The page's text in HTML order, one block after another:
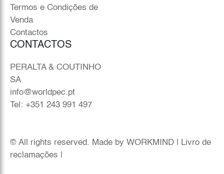
Termos e Condições de
Venda
Contactos
CONTACTOS
PERALTA & COUTINHO
SA
info@worldpec.pt
Tel: +351 243 991 497
© All rights reserved. Made by WORKMIND
Livro de
reclamações